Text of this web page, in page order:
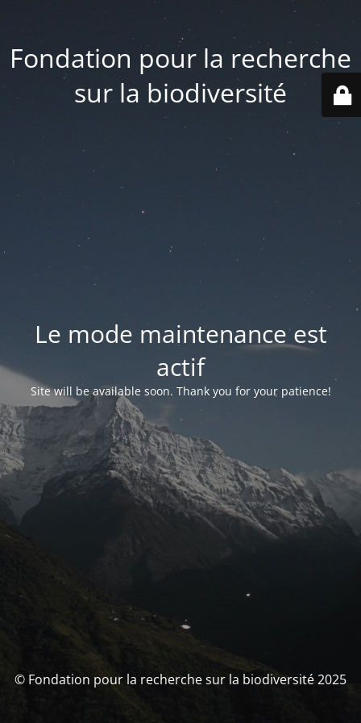
Fondation pour la recherche
sur la biodiversité
Le mode maintenance est
actif
Site will be available soon. Thank you for your patience!
© Fondation pour la recherche sur la biodiversité 2025